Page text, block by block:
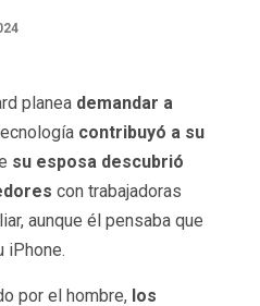
planea demandar a
contribuyó a su
su esposa descubrió
con trabajadoras
aunque él pensaba que
iPhone.
por el hombre, los